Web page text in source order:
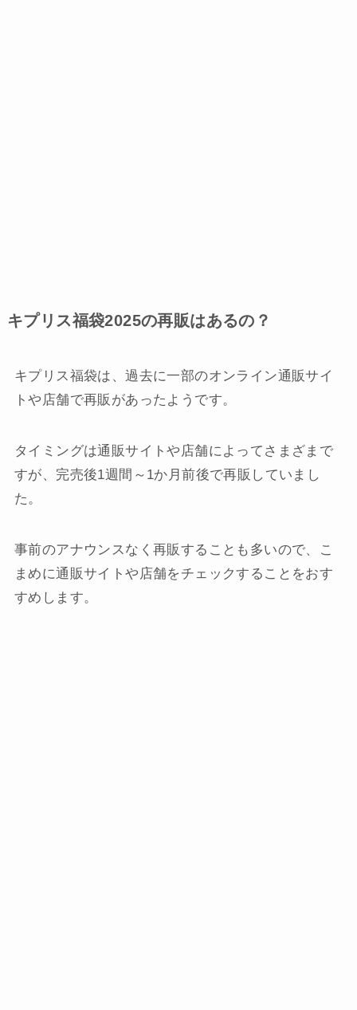
キプリス福袋2025の再販はあるの？
キプリス福袋は、過去に一部のオンライン通販サイ
トや店舗で再販があったようです。
タイミングは通販サイトや店舗によってさまざまで
すが、完売後1週間～1か月前後で再販していまし
た。
事前のアナウンスなく再販することも多いので、こ
まめに通販サイトや店舗をチェックすることをおす
すめします。